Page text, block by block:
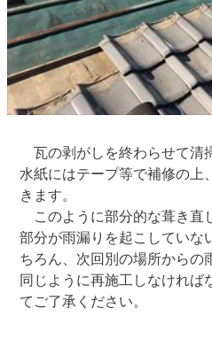
瓦の剥がしを終わらせて清
水紙にはテープ等で補修の上
きます。
このように部分的な葺き直
部分が雨漏りを起こしていな
ちろん、次回別の場所からの
同じように再施工しなければ
てご了承ください。